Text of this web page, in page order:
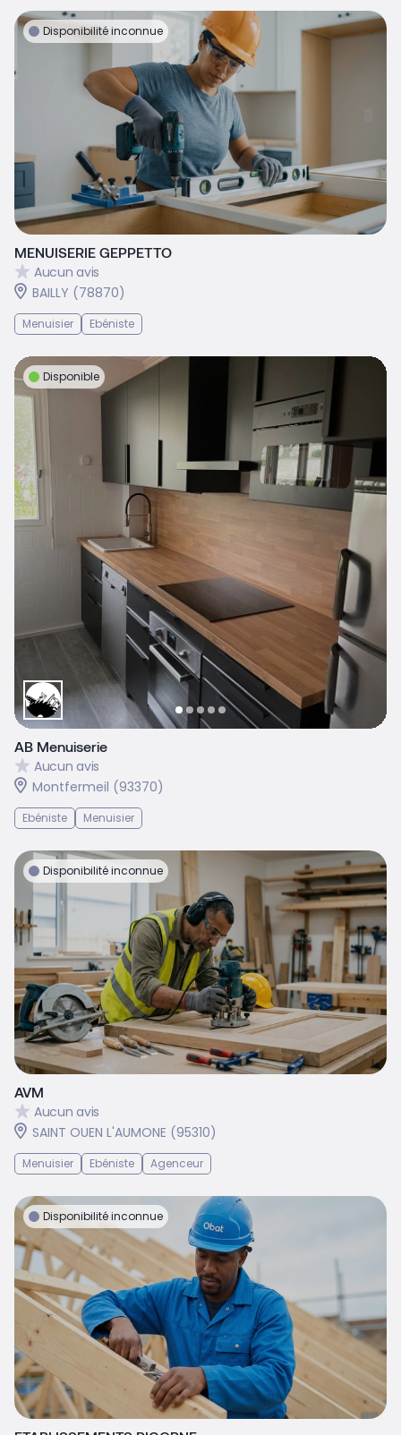
Disponibilité inconnue
MENUISERIE GEPPETTO
Aucun avis
BAILLY (78870)
Menuisier Ebéniste
Disponible
AB Menuiserie
Aucun avis
Montfermeil (93370)
Ebéniste Menuisier
Disponibilité inconnue
AVM
Aucun avis
SAINT OUEN L'AUMONE (95310)
Menuisier Ebéniste Agenceur
Disponibilité inconnue